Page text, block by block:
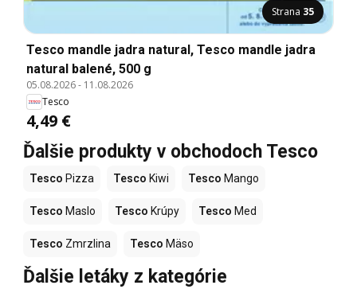
Strana 35
Tesco mandle jadra natural, Tesco mandle jadra
natural balené, 500 g
05.08.2026- 11.08.2026
Tesco
4,49 €
Ďalšie produkty v obchodoch Tesco
Tesco Pizza Tesco Kiwi Tesco Mango
Tesco Maslo Tesco Krúpy Tesco Med
Tesco Zmrzlina Tesco Mäso
Ďalšie letáky z kategórie